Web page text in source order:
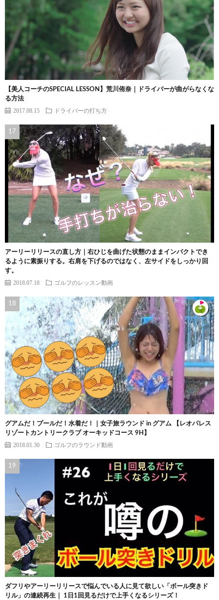
【美人コーチのSPECIAL LESSON】荒川侑奈｜ドライバーが曲がらなくな
る方法
2017.08.15 ドライバーの打ち方
アーリーリリースの直し方｜右ひじを曲げた状態のままインパクトでき
るように素振りする。右肩を下げるのではなく、左サイドをしっかり回
す。
2018.07.18 ゴルフのレッスン動画
グアムだ！プールだ！水着だ！｜女子旅ラウンド in グアム 【レオパレス
リゾートカントリークラブ オーキッドコース 9H】
2018.01.30 ゴルフのラウンド動画
ダフリやアーリーリリースで悩んでいる人に見て欲しい「ボール突きド
リル」の連続再生｜ 1日1回見るだけで上手くなるシリーズ！